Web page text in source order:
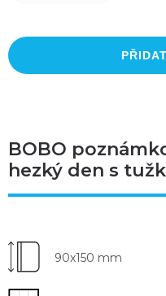
BOBO
hezký den s
90x150 mm